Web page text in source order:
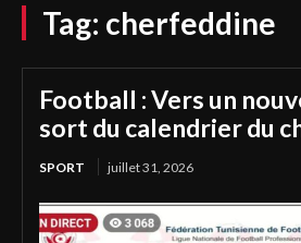
Tag: cherfeddine
Football : Vers un
sort du calendrier du
SPORT juillet 31, 2026